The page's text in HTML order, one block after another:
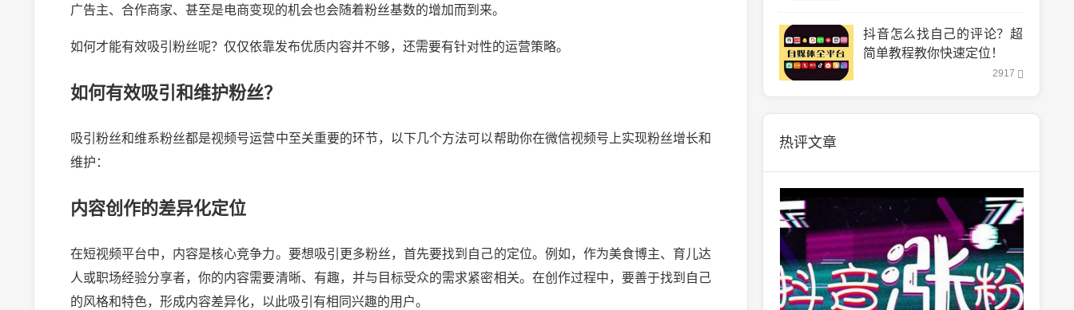
广告主、合作商家、甚至是电商变现的机会也会随着粉丝基数的增加而到来。
如何才能有效吸引粉丝呢？仅仅依靠发布优质内容并不够，还需要有针对性的运营策略。
如何有效吸引和维护粉丝？
吸引粉丝和维系粉丝都是视频号运营中至关重要的环节，以下几个方法可以帮助你在微信视频号上实现粉丝增长和
维护：
内容创作的差异化定位
在短视频平台中，内容是核心竞争力。要想吸引更多粉丝，首先要找到自己的定位。例如，作为美食博主、育儿达
人或职场经验分享者，你的内容需要清晰、有趣，并与目标受众的需求紧密相关。在创作过程中，要善于找到自己
的风格和特色，形成内容差异化，以此吸引有相同兴趣的用户。
抖音怎么找自己的评论？超
简单教程教你快速定位！
2917
热评文章